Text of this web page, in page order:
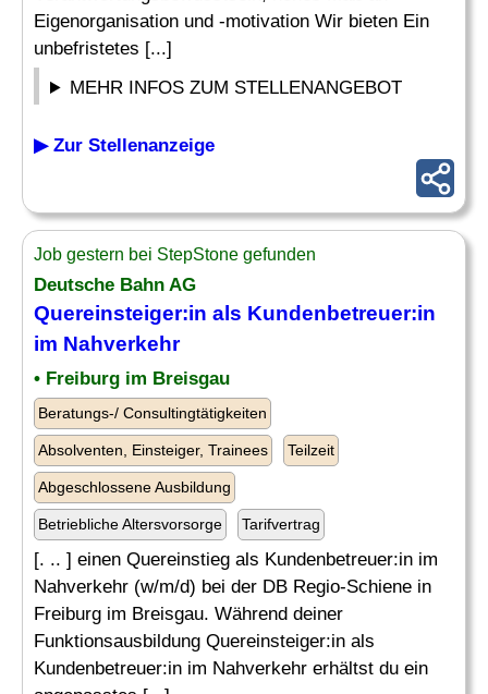
Eigenorganisation und -motivation Wir bieten Ein
unbefristetes [...]
MEHR INFOS ZUM STELLENANGEBOT
▶ Zur Stellenanzeige
Job gestern bei StepStone gefunden
Deutsche Bahn AG
Quereinsteiger:in als Kundenbetreuer:in
im Nahverkehr
• Freiburg im Breisgau
Beratungs-/ Consultingtätigkeiten
Absolventen, Einsteiger, Trainees Teilzeit
Abgeschlossene Ausbildung
Betriebliche Altersvorsorge Tarifvertrag
[. .. ] einen Quereinstieg als Kundenbetreuer:in im
Nahverkehr (w/m/d) bei der DB Regio-Schiene in
Freiburg im Breisgau. Während deiner
Funktionsausbildung Quereinsteiger:in als
Kundenbetreuer:in im Nahverkehr erhältst du ein